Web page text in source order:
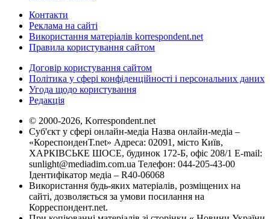
Контакти
Реклама на сайті
Використання матеріалів korrespondent.net
Правила користування сайтом
Договір користування сайтом
Політика у сфері конфіденційності і персональних даних
Угода щодо користування
Редакція
© 2000-2026, Korrespondent.net
Суб'єкт у сфері онлайн-медіа Назва онлайн-медіа –
«КореспонденТ.net» Адреса: 02091, місто Київ,
ХАРКІВСЬКЕ ШОСЕ, будинок 172-Б, офіс 208/1 E-mail:
sunlight@mediadim.com.ua Телефон: 044-205-43-00
Ідентифікатор медіа – R40-06068
Використання будь-яких матеріалів, розміщених на
сайті, дозволяється за умови посилання на
Корреспондент.net.